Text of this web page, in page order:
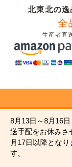
北東北の逸
全
生産者直
8月13日～8月16
送手配をお休みさ
月17日以降とな
す。